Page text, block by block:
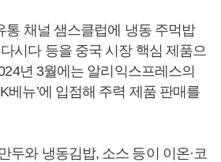
통 채널 샘스클럽에 냉동 주먹밥
시다 등을 중국 시장 핵심 제품으
년 3월에는 알리익스프레스의
베뉴’에 입점해 주력 제품 판매를
두와 냉동김밥, 소스 등이 이온·코